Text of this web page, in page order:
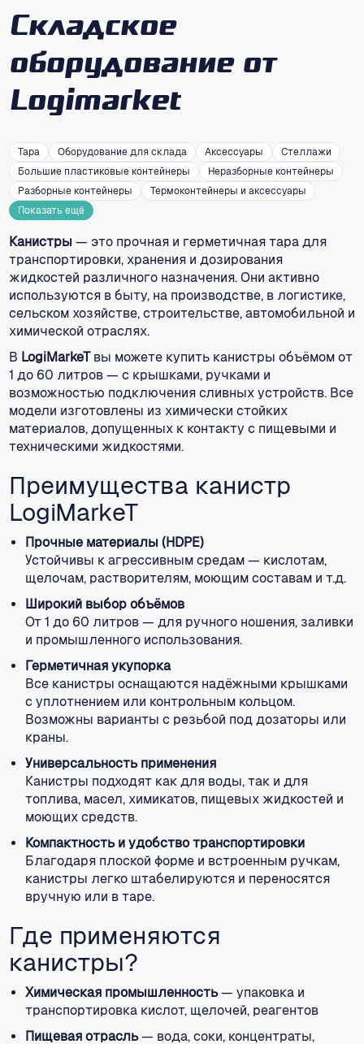
Складское
оборудование от
Logimarket
Тара Оборудование для склада Аксессуары
Стеллажи
Большие пластиковые контейнеры
Неразборные контейнеры
Разборные контейнеры
Термоконтейнеры и аксессуары
Показать ещё
Канистры — это прочная и герметичная тара для
транспортировки, хранения и дозирования
жидкостей различного назначения. Они активно
используются в быту, на производстве, в логистике,
сельском хозяйстве, строительстве, автомобильной и
химической отраслях.
В LogiMarkeTвы можете купить канистры объёмом от
1 до 60 литров — с крышками, ручками и
возможностью подключения сливных устройств. Все
модели изготовлены из химически стойких
материалов, допущенных к контакту с пищевыми и
техническими жидкостями.
Преимущества канистр
LogiMarkeT
Прочные материалы (HDPE)
Устойчивы к агрессивным средам — кислотам,
щелочам, растворителям, моющим составам и т.д.
Широкий выбор объёмов
От 1 до 60 литров — для ручного ношения, заливки
и промышленного использования.
Герметичная укупорка
Все канистры оснащаются надёжными крышками
с уплотнением или контрольным кольцом.
Возможны варианты с резьбой под дозаторы или
краны.
Универсальность применения
Канистры подходят как для воды, так и для
топлива, масел, химикатов, пищевых жидкостей и
моющих средств.
Компактность и удобство транспортировки
Благодаря плоской форме и встроенным ручкам,
канистры легко штабелируются и переносятся
вручную или в таре.
Где применяются
канистры?
Химическая промышленность— упаковка и
транспортировка кислот, щелочей, реагентов
Пищевая отрасль— вода, соки, концентраты,